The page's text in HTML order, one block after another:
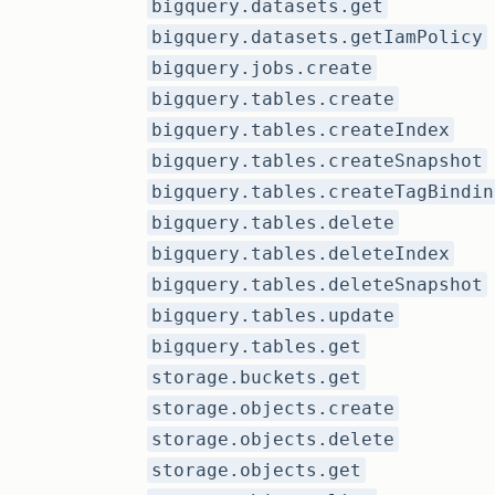
bigquery.datasets.get
bigquery.datasets.getIamPolicy
bigquery.jobs.create
bigquery.tables.create
bigquery.tables.createIndex
bigquery.tables.createSnapshot
bigquery.tables.delete
bigquery.tables.deleteIndex
bigquery.tables.deleteSnapshot
bigquery.tables.update
bigquery.tables.get
storage.buckets.get
storage.objects.create
storage.objects.delete
storage.objects.get